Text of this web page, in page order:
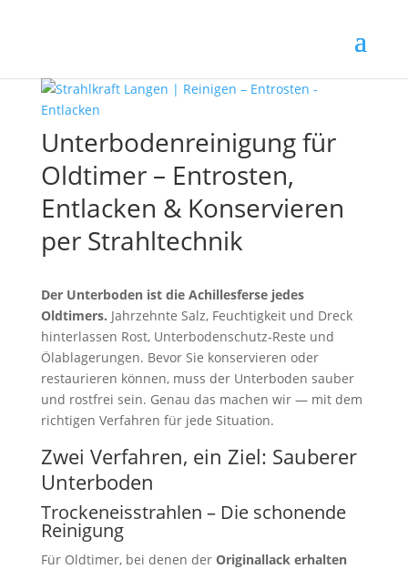
Unterbodenreinigung für
Oldtimer – Entrosten,
Entlacken & Konservieren
per Strahltechnik
Der Unterboden ist die Achillesferse jedes
Oldtimers. Jahrzehnte Salz, Feuchtigkeit und Dreck
hinterlassen Rost, Unterbodenschutz-Reste und
Ölablagerungen. Bevor Sie konservieren oder
restaurieren können, muss der Unterboden sauber
und rostfrei sein. Genau das machen wir — mit dem
richtigen Verfahren für jede Situation.
Zwei Verfahren, ein Ziel: Sauberer
Unterboden
Trockeneisstrahlen – Die schonende
Reinigung
Für Oldtimer, bei denen der Originallack erhalten